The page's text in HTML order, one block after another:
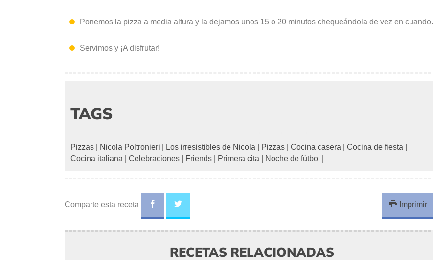
Ponemos la pizza a media altura y la dejamos unos 15 o 20 minutos chequeándola de vez en cuando.
Servimos y ¡A disfrutar!
TAGS
Pizzas Nicola Poltronieri Los irresistibles de Nicola Pizzas Cocina casera Cocina de fiesta
Cocina italiana
Celebraciones Friends Primera cita Noche de fútbol
Comparte esta receta Imprimir
RECETAS RELACIONADAS